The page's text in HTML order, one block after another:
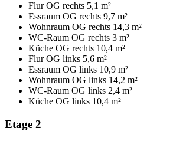
Flur OG rechts 5,1 m²
Essraum OG rechts 9,7 m²
Wohnraum OG rechts 14,3 m²
WC-Raum OG rechts 3 m²
Küche OG rechts 10,4 m²
Flur OG links 5,6 m²
Essraum OG links 10,9 m²
Wohnraum OG links 14,2 m²
WC-Raum OG links 2,4 m²
Küche OG links 10,4 m²
Etage 2